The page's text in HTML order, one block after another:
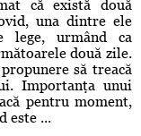
că există două
una dintre ele
lege, urmând ca
două zile.
să treacă
Importanţa unui
pentru moment,
este ...